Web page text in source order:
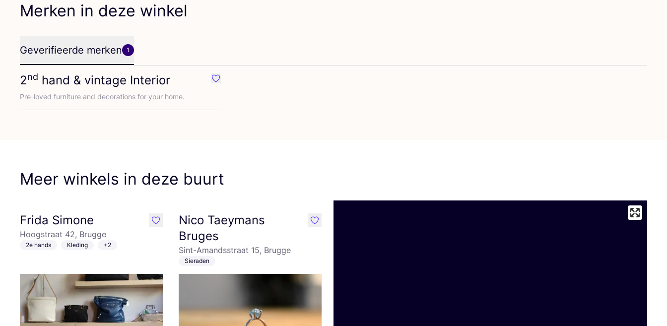
Merken in deze winkel
Geverifieerde merken 1
2nd hand & vintage Interior
Pre-loved fur­ni­tu­re and deco­ra­ti­ons for your home.
Favoriete {naam}
Meer winkels in deze buurt
Frida Simone
Hoogstraat 42, Brugge
2e hands Kleding +2
like
Nico Taeymans
Bruges
Sint-Amandsstraat 15, Brugge
Sieraden
like